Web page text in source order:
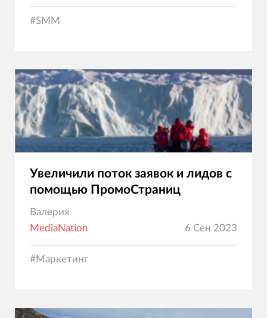
#SMM
Увеличили поток заявок и лидов с
помощью ПромоСтраниц
Валерия
MediaNation
6 Сен 2023
#Маркетинг